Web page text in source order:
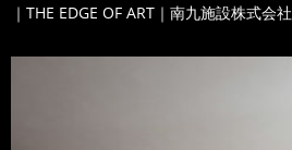
｜THE EDGE OF ART｜南九施設株式会社